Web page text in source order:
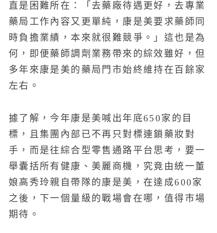
直是困難所在：「去藥廠待遇更好，去專業
藥局工作內容又更單純，康是美要求藥師同
時負擔業績，本來就很難競爭。」這也是為
何，即便藥師調劑業務帶來的綜效雖好，但
多年來康是美的藥局門市始終維持在百餘家
左右。
據了解，今年康是美喊出年底650家的目
標，且集團內部已不再只對標連鎖藥妝對
手，而是往綜合型零售通路平台思考，要一
舉囊括所有健康、美麗商機，究竟由統一董
娘高秀玲親自帶隊的康是美，在達成600家
之後，下一個量級的戰場會在哪，值得市場
期待。